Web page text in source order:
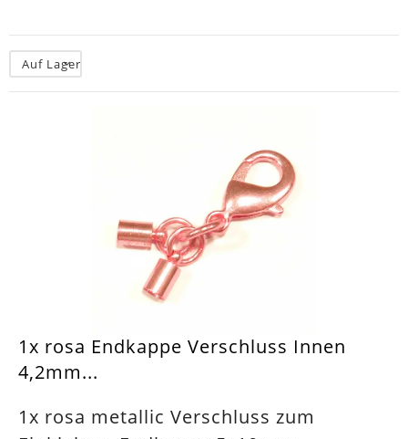
Auf Lager
1x rosa Endkappe Verschluss Innen
4,2mm...
1x rosa metallic Verschluss zum